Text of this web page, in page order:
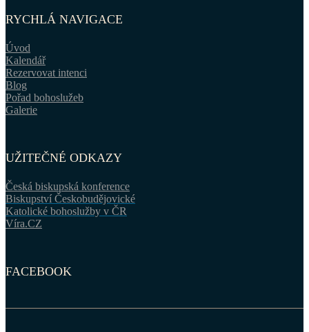
RYCHLÁ NAVIGACE
Úvod
Kalendář
Rezervovat intenci
Blog
Pořad bohoslužeb
Galerie
UŽITEČNÉ ODKAZY
Česká biskupská konference
Biskupství Českobudějovické
Katolické bohoslužby v ČR
Víra.CZ
FACEBOOK